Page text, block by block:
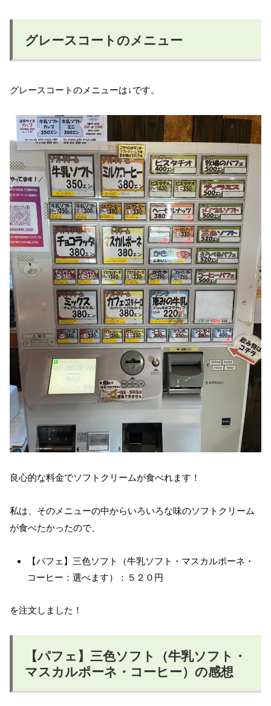
グレースコートのメニュー
グレースコートのメニューは↓です。
良心的な料金でソフトクリームが食べれます！
私は、そのメニューの中からいろいろな味のソフトクリーム
が食べたかったので、
【パフェ】三色ソフト（牛乳ソフト・マスカルポーネ・
コーヒー：選べます）：５２０円
を注文しました！
【パフェ】三色ソフト（牛乳ソフト・
マスカルポーネ・コーヒー）の感想